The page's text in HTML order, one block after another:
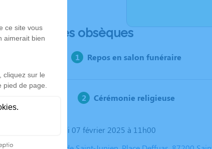
Déroulé des obsèques
Repos en salon funéraire
Cérémonie religieuse
Le vendredi 07 février 2025 à 11h00